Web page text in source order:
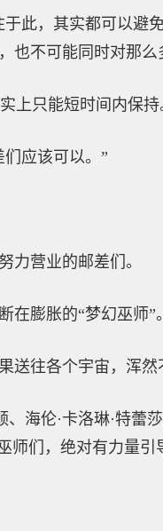
此，其实都可以避
也不可能同时对那么
上只能短时间内保持
应该可以。”
力营业的邮差们。
膨胀的“梦幻巫师”。
往各个宇宙，浑然
海伦·卡洛琳·特蕾
们，绝对有力量引